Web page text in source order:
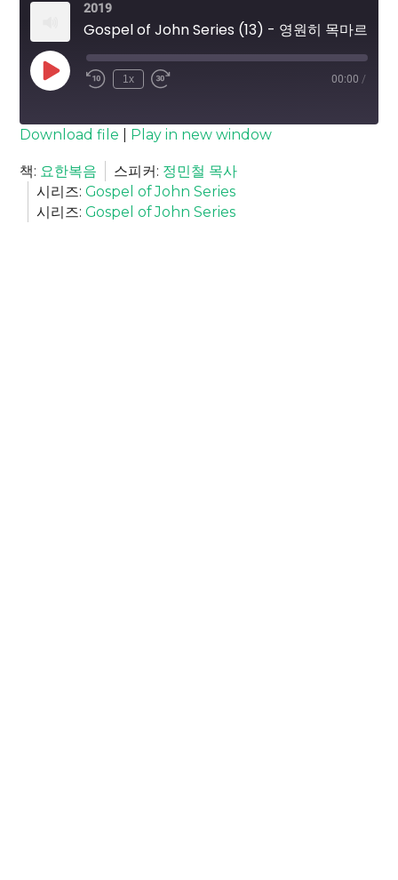
2019
Play
Episode
1x 00:00 /
SUBSCRIBE
RSS FEED
SHARE
LINK
Download file Play in new window
책: 요한복음 스피커: 정민철 목사
시리즈: Gospel of John Series
시리즈: Gospel of John Series